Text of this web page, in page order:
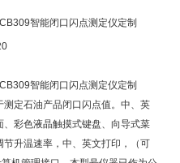
智能闭口闪点测定仪定制
智能闭口闪点测定仪定制
测定石油产品闭口闪点值。中、英
、彩色液晶触摸式键盘、向导式菜
节升温速率，中、英文打印，（可